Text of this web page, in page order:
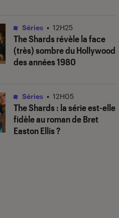
The Shardsrévèle la face
(très) sombre du Hollywood
des années 1980
Séries • 12H25
The Shards: la série est-elle
fidèle au roman de Bret
Easton Ellis ?
Séries • 12H05